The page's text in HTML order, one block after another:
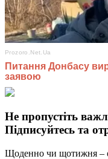
Не пропустіть
Підписуйтесь та
Щоденно чи щотижня –